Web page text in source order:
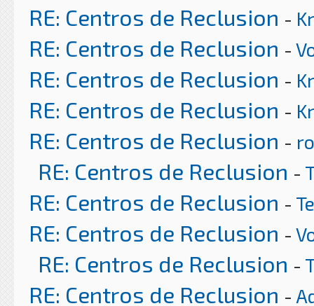
RE: Centros de Reclusion -
RE: Centros de Reclusion -
RE: Centros de Reclusion -
RE: Centros de Reclusion -
RE: Centros de Reclusion -
RE: Centros de Reclusion -
RE: Centros de Reclusion -
RE: Centros de Reclusion -
RE: Centros de Reclusion -
RE: Centros de Reclusion -